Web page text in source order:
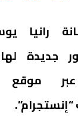
رانيا
جديدة
موقع